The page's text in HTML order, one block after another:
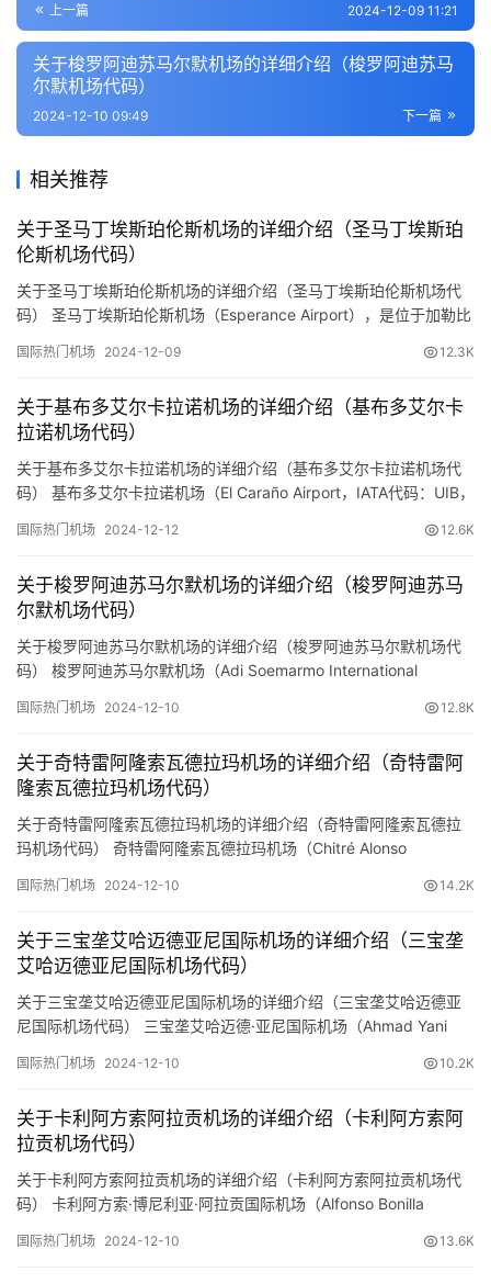
上一篇 2024-12-09 11:21
关于梭罗阿迪苏马尔默机场的详细介绍（梭罗阿迪苏马
尔默机场代码）
下一篇
2024-12-10 09:49
相关推荐
关于圣马丁埃斯珀伦斯机场的详细介绍（圣马丁埃斯珀
伦斯机场代码）
关于圣马丁埃斯珀伦斯机场的详细介绍（圣马丁埃斯珀伦斯机场代
码） 圣马丁埃斯珀伦斯机场（Esperance Airport），是位于加勒比
关于该机场的一些详细信息： 位置：机场位于法属圣马丁的北部，
岛屿，埃斯珀伦斯机场位于法属部分。 机…
国际热门机场 2024-12-09 12.3K
关于基布多艾尔卡拉诺机场的详细介绍（基布多艾尔卡
拉诺机场代码）
关于基布多艾尔卡拉诺机场的详细介绍（基布多艾尔卡拉诺机场代
码） 基布多艾尔卡拉诺机场（El Caraño Airport，IATA代码：UIB，
场。以下预订机票网小编整理的关于该机场的详细介绍： 基本信息
布多市中心约2公里。 基布多是…
国际热门机场 2024-12-12 12.6K
关于梭罗阿迪苏马尔默机场的详细介绍（梭罗阿迪苏马
尔默机场代码）
关于梭罗阿迪苏马尔默机场的详细介绍（梭罗阿迪苏马尔默机场代
码） 梭罗阿迪苏马尔默机场（Adi Soemarmo International
哇省梭罗市（也称苏腊卡尔塔）的一座国际机场。以下是预订机票
印度尼西亚中爪哇省，…
国际热门机场 2024-12-10 12.8K
关于奇特雷阿隆索瓦德拉玛机场的详细介绍（奇特雷阿
隆索瓦德拉玛机场代码）
关于奇特雷阿隆索瓦德拉玛机场的详细介绍（奇特雷阿隆索瓦德拉
玛机场代码） 奇特雷阿隆索瓦德拉玛机场（Chitré Alonso
于巴拿马赫雷拉省奇特雷市的一个重要区域机场。以下是预订机票
于巴拿马中部的赫雷拉省，…
国际热门机场 2024-12-10 14.2K
关于三宝垄艾哈迈德亚尼国际机场的详细介绍（三宝垄
艾哈迈德亚尼国际机场代码）
关于三宝垄艾哈迈德亚尼国际机场的详细介绍（三宝垄艾哈迈德亚
尼国际机场代码） 三宝垄艾哈迈德·亚尼国际机场（Ahmad Yani
度尼西亚中爪哇省三宝垄市的主要机场。该机场以印度尼西亚民族
纽。以下是预订机票网…
国际热门机场 2024-12-10 10.2K
关于卡利阿方索阿拉贡机场的详细介绍（卡利阿方索阿
拉贡机场代码）
关于卡利阿方索阿拉贡机场的详细介绍（卡利阿方索阿拉贡机场代
码） 卡利阿方索·博尼利亚·阿拉贡国际机场（Alfonso Bonilla
SKCL）是哥伦比亚的重要国际机场之一，服务于卡利市及周边的瓦
国际热门机场 2024-12-10 13.6K